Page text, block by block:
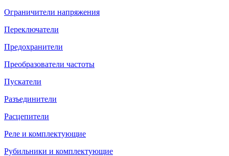
Ограничители напряжения
Переключатели
Предохранители
Преобразователи частоты
Пускатели
Разъединители
Расцепители
Реле и комплектующие
Рубильники и комплектующие